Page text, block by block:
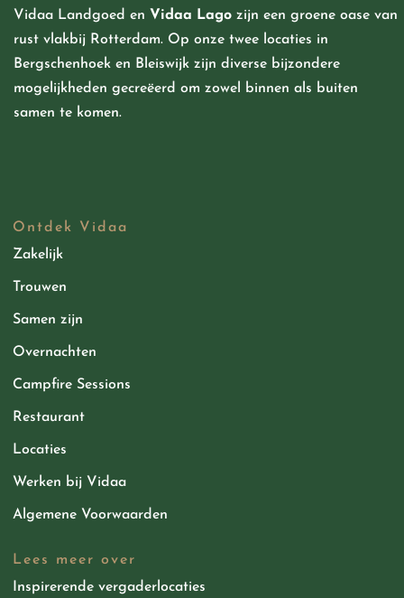
Vidaa Landgoed en Vidaa Lago zijn een groene oase van
rust vlakbij Rotterdam. Op onze twee locaties in
Bergschenhoek en Bleiswijk zijn diverse bijzondere
mogelijkhedengecreëerd om zowel binnen als buiten
samen te komen.
Ontdek Vidaa
Zakelijk
Trouwen
Samen zijn
Overnachten
Campfire Sessions
Restaurant
Locaties
Werken bij Vidaa
Algemene Voorwaarden
Lees meer over
Inspirerende vergaderlocaties